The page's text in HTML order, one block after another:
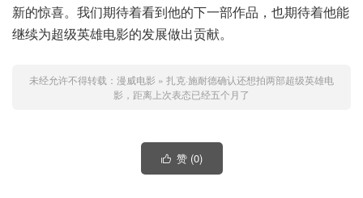
新的惊喜。我们期待着看到他的下一部作品，也期待着他能
继续为超级英雄电影的发展做出贡献。
未经允许不得转载： 漫威电影 » 扎克·施耐德确认还想拍两部超级英雄电
影，距离上次表态已经五个月了
 赞 (0)